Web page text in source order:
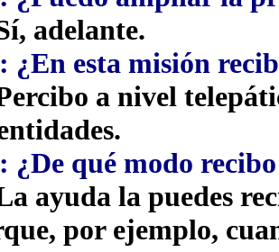
adelante.
esta misión
a nivel
qué modo recibo
ayuda la puedes
por ejemplo,